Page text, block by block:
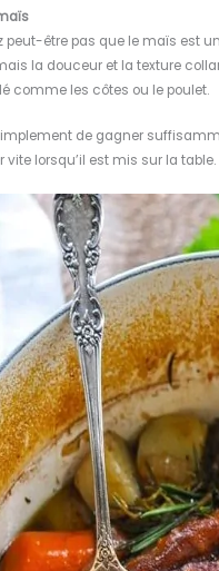
peut-être pas que le maïs est
la douceur et la texture
comme les côtes ou le poulet.
de gagner
lorsqu’il est mis sur la table.